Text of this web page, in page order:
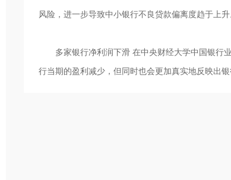
风险，进一步导致中小银行不良贷款偏离度趋于上升
多家银行净利润下滑 在中央财经大学中国银行业
行当期的盈利减少，但同时也会更加真实地反映出